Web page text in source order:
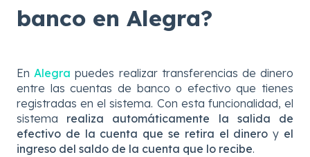
banco en Alegra?
En Alegra puedes realizar transferencias de dinero
entre las cuentas de banco o efectivo que tienes
registradas en el sistema. Con esta funcionalidad, el
sistema realiza automáticamente la salida de
efectivo de la cuenta que se retira el dinero y el
ingreso del saldo de la cuenta que lo recibe.